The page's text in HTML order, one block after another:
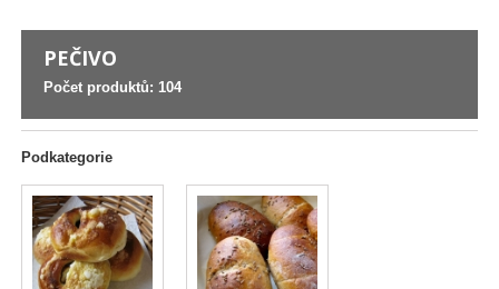
PEČIVO
Počet produktů: 104
Podkategorie